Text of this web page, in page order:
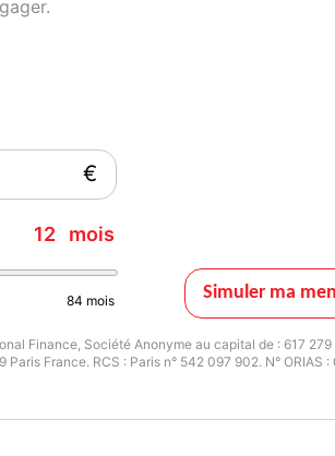
fréquence
de cuir
€
12 mois
84 mois Simuler ma
Finance, Société Anonyme au capital de : 617 279
France. RCS : Paris n° 542 097 902. N° ORIAS